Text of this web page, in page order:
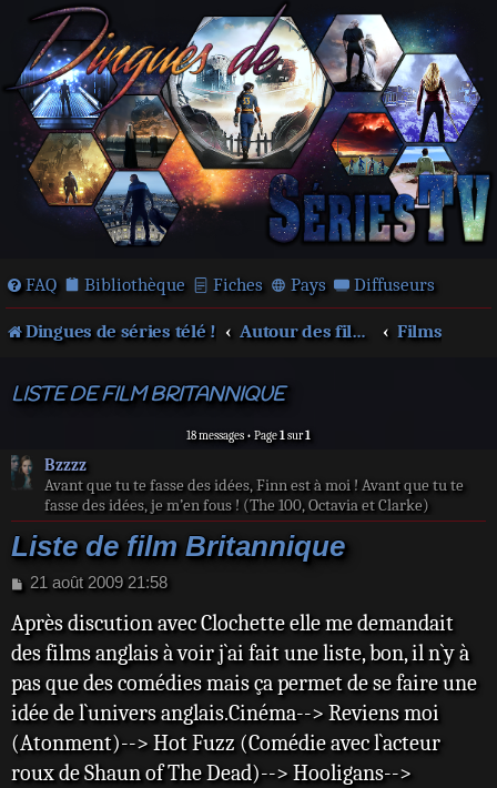
FAQ Bibliothèque Fiches Pays Diffuseurs
Dingues de séries télé ! Autour des films et séries Films
LISTE DE FILM BRITANNIQUE
18 messages • Page1sur1
Bzzzz
Avant que tu te fasse des idées, Finn est à moi ! Avant que tu te
fasse des idées, je m’en fous ! (The 100, Octavia et Clarke)
Liste de film Britannique
M
s
s
a
g
e
21 août 2009 21:58
Après discution avec Clochette elle me demandait
des films anglais à voir j`ai fait une liste, bon, il n`y à
pas que des comédies mais ça permet de se faire une
idée de l`univers anglais.Cinéma--> Reviens moi
(Atonment)--> Hot Fuzz (Comédie avec l`acteur
roux de Shaun of The Dead)--> Hooligans-->